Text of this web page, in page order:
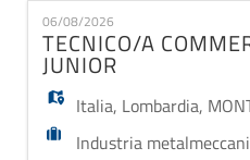
CHIMICHE E FISICHE La figura
occuperà di compito di sviluppare
promuovere i servizi di analisi del
PRINCIPALI MANSIO
06/08/2026
TECNICO/A
JUNIOR
Italia, Lombardia,
Industria